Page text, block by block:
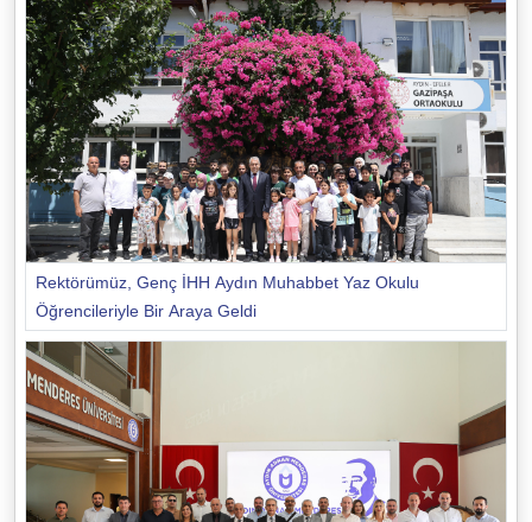
Rektörümüz, Genç İHH Aydın Muhabbet Yaz Okulu
Öğrencileriyle Bir Araya Geldi